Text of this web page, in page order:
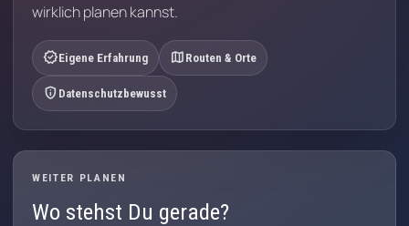
wirklich planen kannst.
verifiedEigene Erfahrung map Routen & Orte
privacy_tip Datenschutzbewusst
WEITER PLANEN
Wo stehst Du gerade?